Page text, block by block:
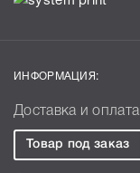
ИНФОРМАЦИЯ:
Доставка и оплата
Товар под заказ